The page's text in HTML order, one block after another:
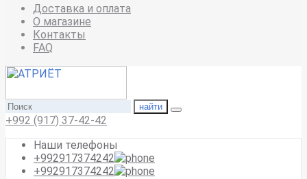
Доставка и оплата
О магазине
Контакты
FAQ
найти
+992 (917) 37-42-42
Наши телефоны
+992917374242
+992917374242